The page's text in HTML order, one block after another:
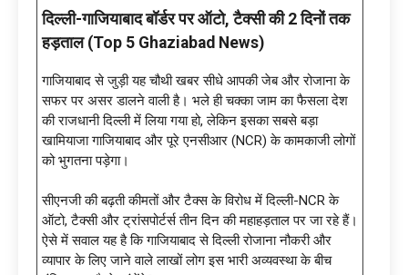
दिल्ली-गाजियाबाद बॉर्डर पर ऑटो, टैक्सी की 2 दिनों तक
हड़ताल (Top 5 Ghaziabad News)
गाजियाबाद से जुड़ी यह चौथी खबर सीधे आपकी जेब और रोजाना के
सफर पर असर डालने वाली है। भले ही चक्का जाम का फैसला देश
की राजधानी दिल्ली में लिया गया हो, लेकिन इसका सबसे बड़ा
खामियाजा गाजियाबाद और पूरे एनसीआर (NCR) के कामकाजी लोगों
को भुगतना पड़ेगा।
सीएनजी की बढ़ती कीमतों और टैक्स के विरोध में दिल्ली-NCR के
ऑटो, टैक्सी और ट्रांसपोर्टर्स तीन दिन की महाहड़ताल पर जा रहे हैं।
ऐसे में सवाल यह है कि गाजियाबाद से दिल्ली रोजाना नौकरी और
व्यापार के लिए जाने वाले लाखों लोग इस भारी अव्यवस्था के बीच